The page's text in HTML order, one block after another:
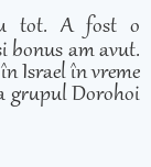
tot. A fost o
bonus am avut.
Israel în vreme
grupul Dorohoi